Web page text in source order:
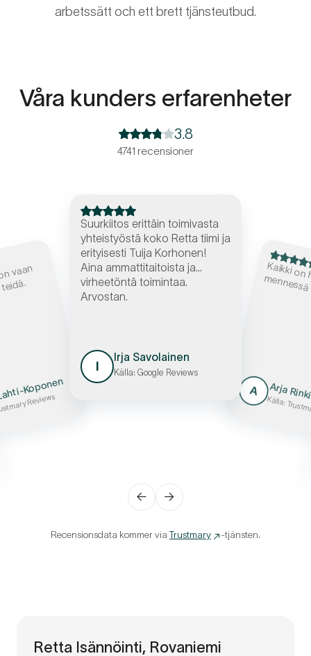
arbetssätt och ett brett tjänsteutbud.
Våra kunders erfarenheter
3.8
4741 recensioner
vaan
Koponen
Reviews
Suurkiitos erittäin toimivasta
yhteistyöstä koko Retta tiimi ja
erityisesti Tuija Korhonen!
Aina ammattitaitoista ja
virheetöntä toimintaa.
Arvostan.
Irja Savolainen
Källa: Google Reviews
Kaikki
ennessä
A Arja
Källa:
← →
Recensionsdata kommer via Trustmary -tjänsten.
Retta Isännöinti, Rovaniemi